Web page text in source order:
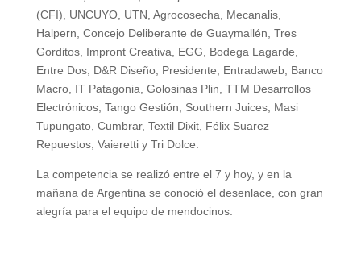
(CFI), UNCUYO, UTN, Agrocosecha, Mecanalis,
Halpern, Concejo Deliberante de Guaymallén, Tres
Gorditos, Impront Creativa, EGG, Bodega Lagarde,
Entre Dos, D&R Diseño, Presidente, Entradaweb, Banco
Macro, IT Patagonia, Golosinas Plin, TTM Desarrollos
Electrónicos, Tango Gestión, Southern Juices, Masi
Tupungato, Cumbrar, Textil Dixit, Félix Suarez
Repuestos, Vaieretti y Tri Dolce.
La competencia se realizó entre el 7 y hoy, y en la
mañana de Argentina se conoció el desenlace, con gran
alegría para el equipo de mendocinos.